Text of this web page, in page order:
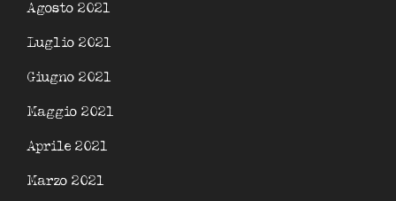
Agosto 2021
Luglio 2021
Giugno 2021
Maggio 2021
Aprile 2021
Marzo 2021